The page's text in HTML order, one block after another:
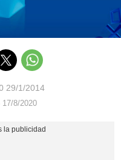
29/1/2014
8/2020